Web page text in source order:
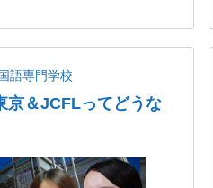
語専門学校
京＆JCFLってどうな